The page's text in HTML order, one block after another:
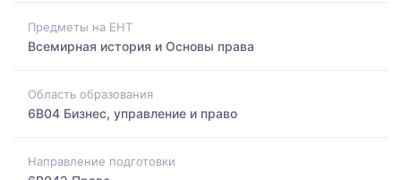
Предметы на ЕНТ
Всемирная история и Основы права
Область образования
6B04 Бизнес, управление и право
Направление подготовки